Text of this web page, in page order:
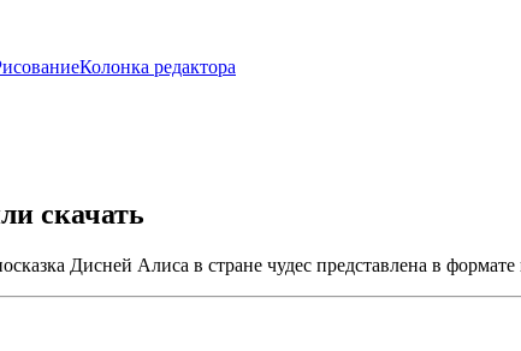
Колонка редактора
скачать
Дисней Алиса в стране чудес представлена в формате